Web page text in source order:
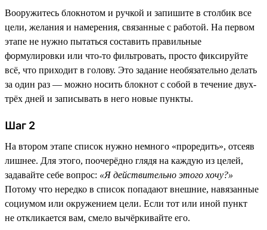
Вооружитесь блокнотом и ручкой и запишите в столбик все
цели, желания и намерения, связанные с работой. На первом
этапе не нужно пытаться составить правильные
формулировки или что-то фильтровать, просто фиксируйте
всё, что приходит в голову. Это задание необязательно делать
за один раз — можно носить блокнот с собой в течение двух-
трёх дней и записывать в него новые пункты.
Шаг 2
На втором этапе список нужно немного «проредить», отсеяв
лишнее. Для этого, поочерёдно глядя на каждую из целей,
задавайте себе вопрос: «Я действительно этого хочу?»
Потому что нередко в список попадают внешние, навязанные
социумом или окружением цели. Если тот или иной пункт
не откликается вам, смело вычёркивайте его.